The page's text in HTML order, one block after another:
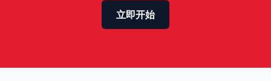
立即开始